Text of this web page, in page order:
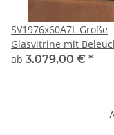
SV1976x60A7L Große
Glasvitrine mit
grau Glasvitrine
ab 3.079,00 € *